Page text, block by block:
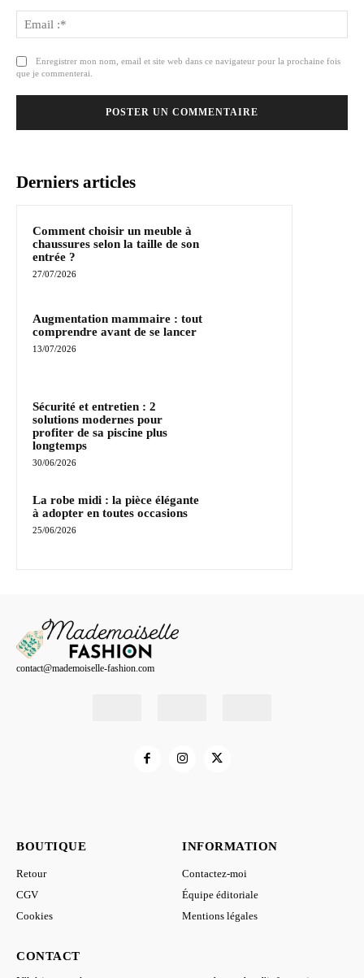
Enregistrer mon nom, email et site web dans ce navigateur pour la prochaine fois
que je commenterai.
Derniers articles
Comment choisir un meuble à
chaussures selon la taille de son
entrée ?
27/07/2026
Augmentation mammaire : tout
comprendre avant de se lancer
13/07/2026
Sécurité et entretien : 2
solutions modernes pour
profiter de sa piscine plus
longtemps
30/06/2026
La robe midi : la pièce élégante
à adopter en toutes occasions
25/06/2026
contact@mademoiselle-fashion.com
BOUTIQUE
Retour
CGV
Cookies
INFORMATION
Contactez-moi
Équipe éditoriale
Mentions légales
CONTACT